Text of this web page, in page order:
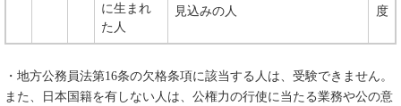
に生まれ
た人
見込みの人
度
・地方公務員法第16条の欠格条項に該当する人は、受験できません。
また、日本国籍を有しない人は、公権力の行使に当たる業務や公の意